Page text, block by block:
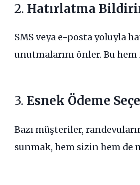
2. Hatırlatma
SMS veya e-posta yoluyla
unutmalarını önler. Bu
3. Esnek Ödeme
Bazı müşteriler,
sunmak, hem sizin hem de